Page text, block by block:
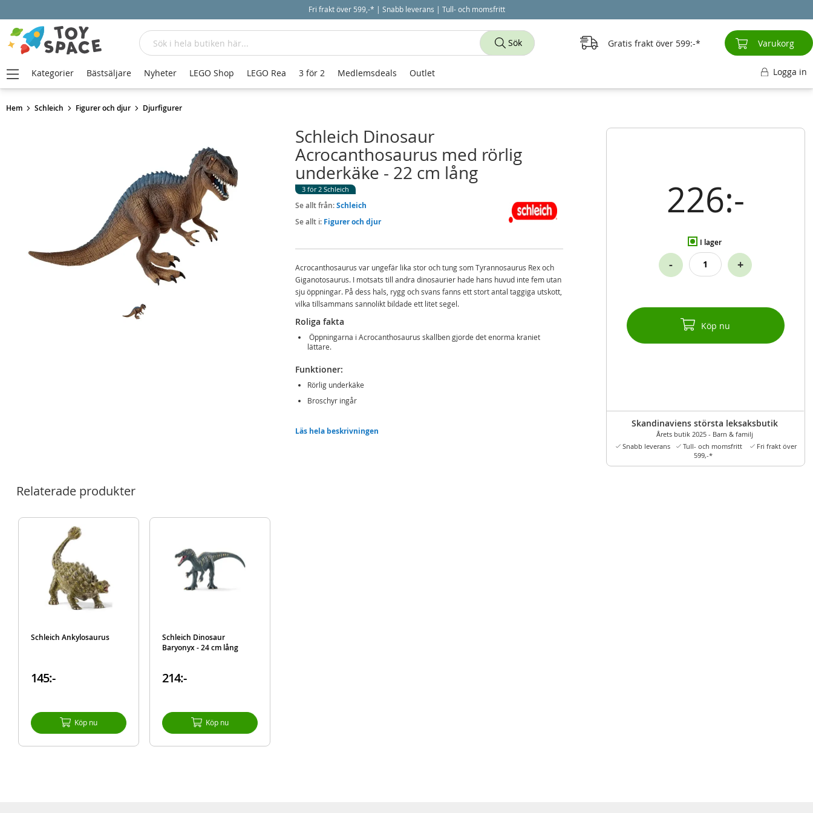
Fri frakt över 599,-* | Snabb leverans | Tull- och momsfritt
Hem Schleich Figurer och djur Djurfigurer
226:-
I lager
- +
Köp nu
Skandinaviens största leksaksbutik
Årets butik 2025 - Barn & familj
Snabb leverans
Tull- och momsfritt
Fri frakt över
599,-*
Schleich Dinosaur
Acrocanthosaurus med rörlig
underkäke - 22 cm lång
3 för 2 Schleich
Se allt från:Schleich
Se allt i: Figurer och djur
Acrocanthosaurus var ungefär lika stor och tung som Tyrannosaurus Rex och
Giganotosaurus. I motsats till andra dinosaurier hade hans huvud inte fem utan
sju öppningar. På dess hals, rygg och svans fanns ett stort antal taggiga utskott,
vilka tillsammans sannolikt bildade ett litet segel.
Roliga fakta
Öppningarna i Acrocanthosaurus skallben gjorde det enorma kraniet
lättare.
Funktioner:
Rörlig underkäke
Broschyr ingår
Vetenskapligt nan: Acrocanthosaurus
Läs hela beskrivningen
Relaterade produkter
Schleich Ankylosaurus
145:-
Köp nu
Schleich Dinosaur
Baryonyx - 24 cm lång
214:-
Köp nu
Sök
Sök Gratis frakt över 599:- Varukorg
Kategorier Bästsäljare Nyheter LEGO Shop LEGO Rea 3 för 2 Medlemsdeals Outlet Logga in